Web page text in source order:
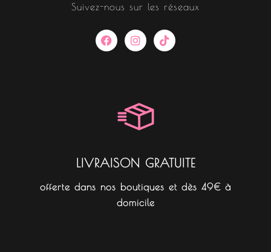
Suivez-nous sur les réseaux
F
a
c
I
n
s
a
m
T
i
k
LIVRAISON GRATUITE
offerte dans nos boutiques et dès 49€ à
domicile